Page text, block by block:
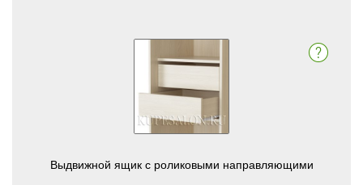
Выдвижной ящик с роликовыми направляющими